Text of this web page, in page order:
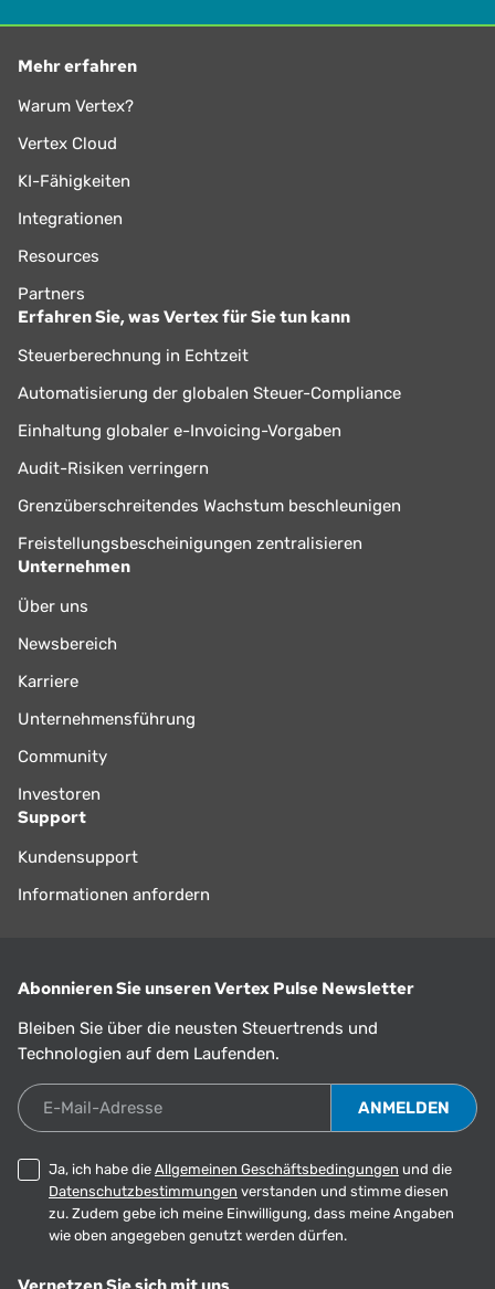
Mehr erfahren
Warum Vertex?
Vertex Cloud
KI-Fähigkeiten
Integrationen
Resources
Partners
Erfahren Sie, was Vertex für Sie tun kann
Steuerberechnung in Echtzeit
Automatisierung der globalen Steuer-Compliance
Einhaltung globaler e-Invoicing-Vorgaben
Audit-Risiken verringern
Grenzüberschreitendes Wachstum beschleunigen
Freistellungsbescheinigungen zentralisieren
Unternehmen
Über uns
Newsbereich
Karriere
Unternehmensführung
Community
Investoren
Support
Kundensupport
Informationen anfordern
Abonnieren Sie unseren Vertex Pulse Newsletter
Bleiben Sie über die neusten Steuertrends und
Technologien auf dem Laufenden.
E-Mail-Adresse
Ja, ich habe die Allgemeinen Geschäftsbedingungen und die
Datenschutzbestimmungen verstanden und stimme diesen
zu. Zudem gebe ich meine Einwilligung, dass meine Angaben
wie oben angegeben genutzt werden dürfen.